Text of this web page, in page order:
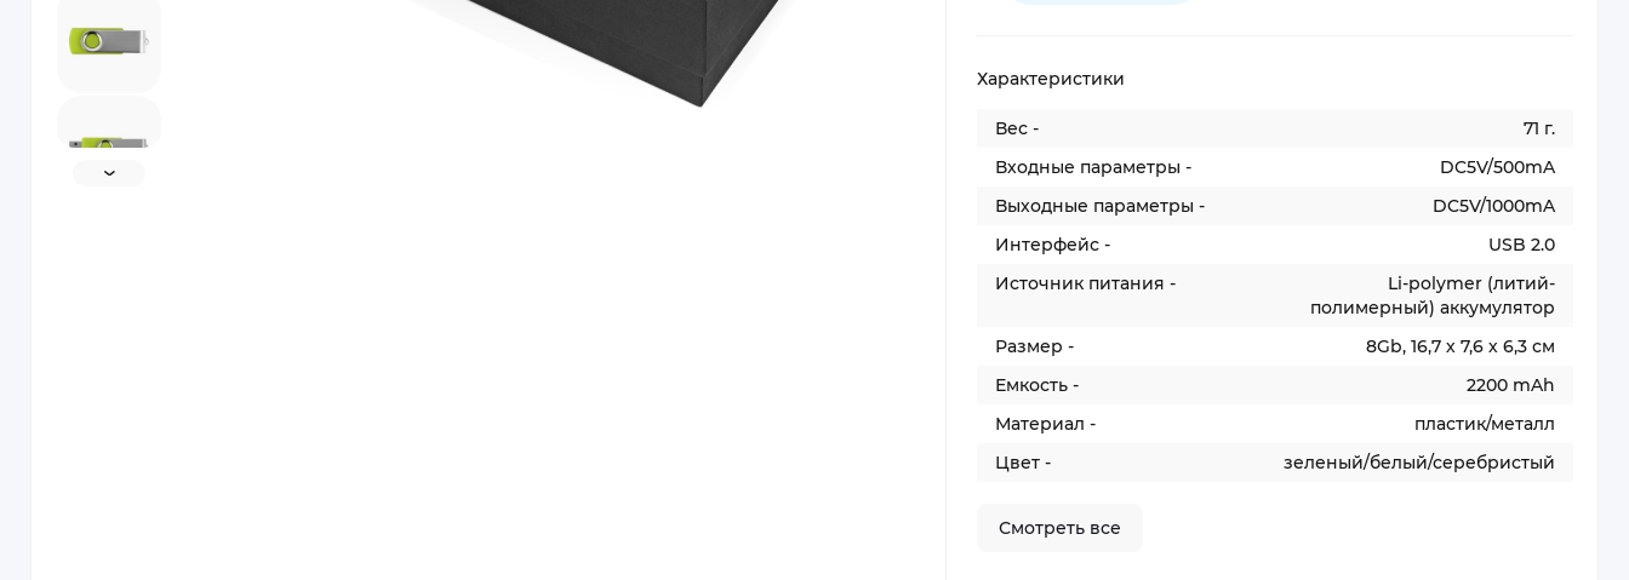
Характеристики
Вес -
71 г.
Входные параметры -
DC5V/500mA
Выходные параметры -
DC5V/1000mA
Интерфейс -
USB 2.0
Источник питания -
Li-polymer (литий-
полимерный) аккумулятор
Размер -
8Gb, 16,7 х 7,6 х 6,3 см
Емкость -
2200 mAh
Материал -
пластик/металл
Цвет -
зеленый/белый/серебристый
Смотреть все